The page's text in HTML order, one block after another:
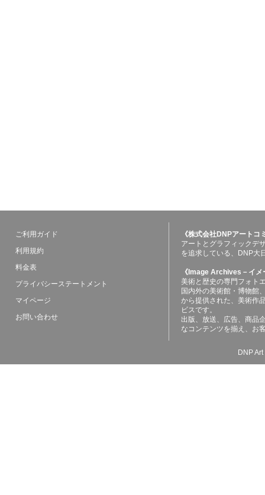
ご利用ガイド
利用規約
料金表
プライバシーステートメント
マイページ
お問い合わせ
《株式会社DNPアート
アートとグラフィックデ
を追求している、DNP大
《Image Archives－イ
美術と歴史の専門フォト
国内外の美術館・博物館
から提供された、美術作
ビスです。
出版、放送、広告、商品
なコンテンツを揃え、お
DNP